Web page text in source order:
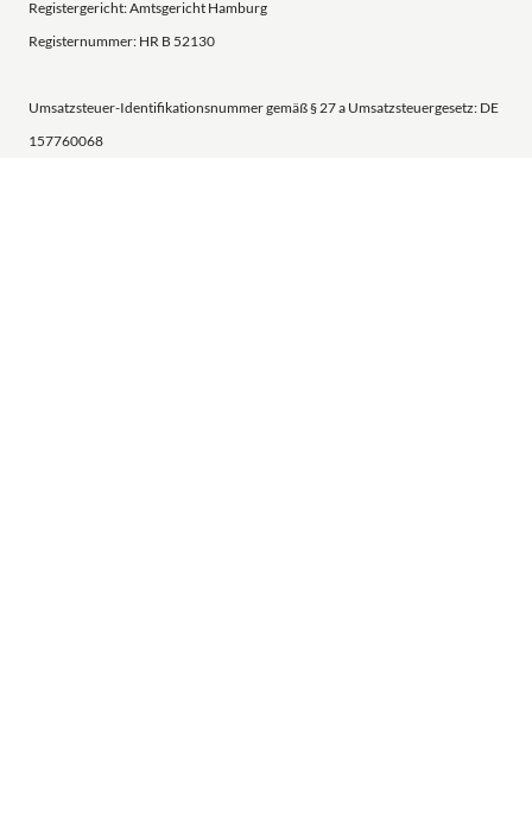
Registergericht: Amtsgericht Hamburg
Registernummer: HR B 52130
Umsatzsteuer-Identifikationsnummer gemäß § 27 a Umsatzsteuergesetz: DE
157760068